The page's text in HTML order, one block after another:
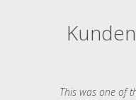
This was one of